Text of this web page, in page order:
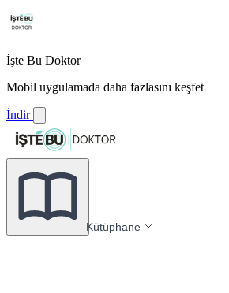
İşte Bu Doktor
Mobil uygulamada daha fazlasını keşfet
İndir
Kütüphane